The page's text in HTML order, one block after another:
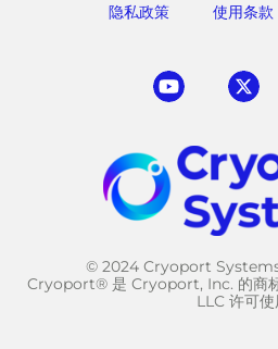
隐私政策 使用条款
© 2024 Cryoport Systems,
Cryoport® 是 Cryoport, Inc. 的商
LLC 许可使